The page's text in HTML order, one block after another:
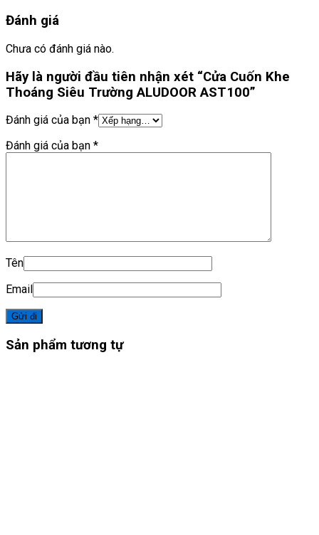
Đánh giá
Chưa có đánh giá nào.
Hãy là người đầu tiên nhận xét “Cửa Cuốn Khe
Thoáng Siêu Trường ALUDOOR AST100”
Đánh giá của bạn *
Đánh giá của bạn *
Tên
Email
Sản phẩm tương tự